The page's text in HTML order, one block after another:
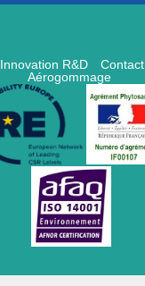
Innovation R&D Contact
Aérogommage